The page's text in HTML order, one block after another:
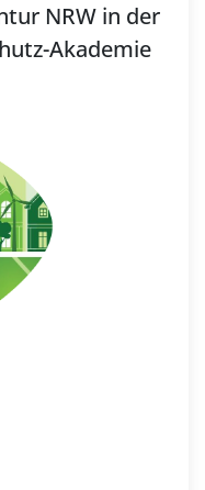
NRW in der
Akademie